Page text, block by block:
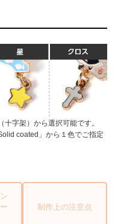
字架）から選択可能です。
coated」から１色でご指定
制作上の注意点